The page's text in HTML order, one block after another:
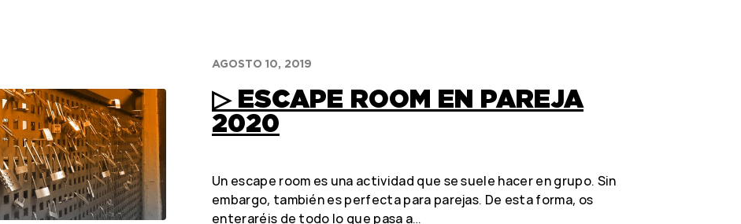
AGOSTO 10, 2019
▷ ESCAPE ROOM EN PAREJA
2020
Un escape room es una actividad que se suele hacer en grupo. Sin
embargo, también es perfecta para parejas. De esta forma, os
enteraréis de todo lo que pasa a…